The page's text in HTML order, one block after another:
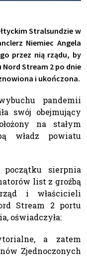
Stralsundzie w
Niemiec Angela
przez nią rządu, by
Stream 2 po dnie
i ukończona.
pandemii
swój obejmujący
na stałym
władz powiatu
sierpnia
list z groźbą
i właścicieli
Stream 2 portu
oświadczyła:
a zatem
Zjednoczonych